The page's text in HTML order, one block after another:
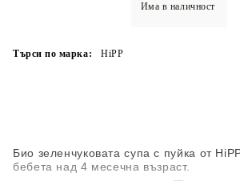
Има в наличност
Био зеленчуковата супа с пуйка от
бебета над 4 месечна възраст.
Търси по марка: HiPP